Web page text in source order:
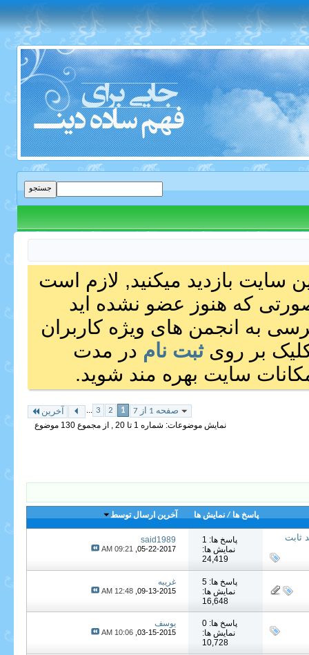
سایت بازدید میکنید, لازم است
که هنوز عضو نشده اید
به انجمن های ویژه کاربران
بر رویثبت نام در مدت
سایت بهره مند شوید.
صفحه 1 از 7 1
2
3
... آخرین
نمایش موضوعات: شماره 1 تا 20 , از مجموع ‍130 موضوع
پاسخ ها / نمایش ها آخرین ارسال توسط
ثابت
پاسخ ها: 1
نمایش ها:
24,419
said1989
05-22-2017,
09:21 AM
پاسخ ها: 5
نمایش ها:
16,648
غریبه
09-13-2015,
12:48 AM
پاسخ ها: 0
نمایش ها:
10,728
یوسف
03-15-2015,
10:06 AM